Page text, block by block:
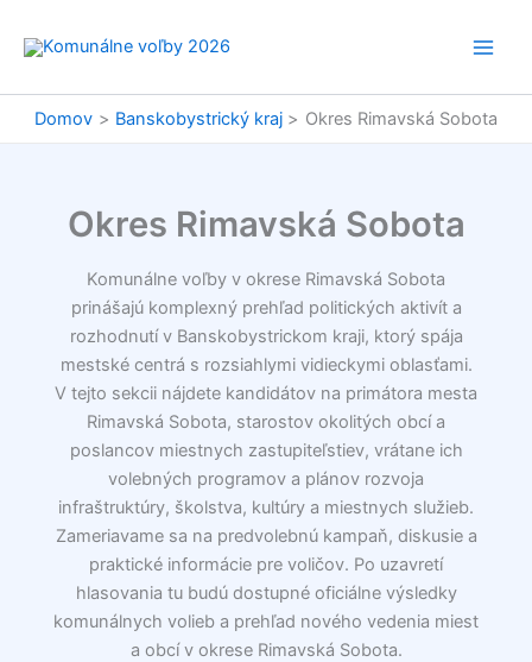
Domov Banskobystrický kraj Okres Rimavská Sobota
Okres Rimavská Sobota
Komunálne voľby v okrese Rimavská Sobota
prinášajú komplexný prehľad politických aktivít a
rozhodnutí v Banskobystrickom kraji, ktorý spája
mestské centrá s rozsiahlymi vidieckymi oblasťami.
V tejto sekcii nájdete kandidátov na primátora mesta
Rimavská Sobota, starostov okolitých obcí a
poslancov miestnych zastupiteľstiev, vrátane ich
volebných programov a plánov rozvoja
infraštruktúry, školstva, kultúry a miestnych služieb.
Zameriavame sa na predvolebnú kampaň, diskusie a
praktické informácie pre voličov. Po uzavretí
hlasovania tu budú dostupné oficiálne výsledky
komunálnych volieb a prehľad nového vedenia miest
a obcí v okrese Rimavská Sobota.